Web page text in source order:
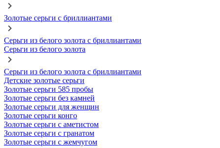
Золотые серьги с бриллиантами
Серьги из белого золота с бриллиантами
Серьги из белого золота
Серьги из белого золота с бриллиантами
Детские золотые серьги
Золотые серьги 585 пробы
Золотые серьги без камней
Золотые серьги для женщин
Золотые серьги конго
Золотые серьги с аметистом
Золотые серьги с гранатом
Золотые серьги с жемчугом